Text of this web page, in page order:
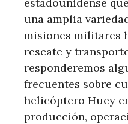
una amplia
misiones militares
rescate y
responderemos
frecuentes sobre
helicóptero Huey
producción,